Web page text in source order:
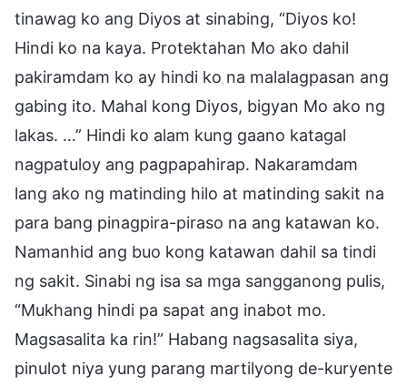
tinawag ko ang Diyos at sinabing, “Diyos ko!
Hindi ko na kaya. Protektahan Mo ako dahil
pakiramdam ko ay hindi ko na malalagpasan ang
gabing ito. Mahal kong Diyos, bigyan Mo ako ng
lakas. …” Hindi ko alam kung gaano katagal
nagpatuloy ang pagpapahirap. Nakaramdam
lang ako ng matinding hilo at matinding sakit na
para bang pinagpira-piraso na ang katawan ko.
Namanhid ang buo kong katawan dahil sa tindi
ng sakit. Sinabi ng isa sa mga sangganong pulis,
“Mukhang hindi pa sapat ang inabot mo.
Magsasalita ka rin!” Habang nagsasalita siya,
pinulot niya yung parang martilyong de-kuryente